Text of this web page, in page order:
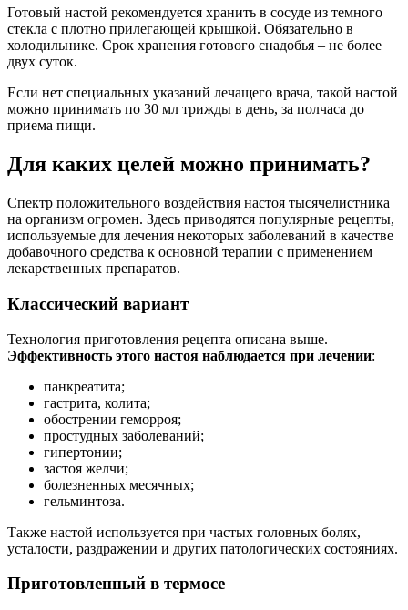
Готовый настой рекомендуется хранить в сосуде из темного
стекла с плотно прилегающей крышкой. Обязательно в
холодильнике. Срок хранения готового снадобья – не более
двух суток.
Если нет специальных указаний лечащего врача, такой настой
можно принимать по 30 мл трижды в день, за полчаса до
приема пищи.
Для каких целей можно принимать?
Спектр положительного воздействия настоя тысячелистника
на организм огромен. Здесь приводятся популярные рецепты,
используемые для лечения некоторых заболеваний в качестве
добавочного средства к основной терапии с применением
лекарственных препаратов.
Классический вариант
Технология приготовления рецепта описана выше.
Эффективность этого настоя наблюдается при лечении:
панкреатита;
гастрита, колита;
обострении геморроя;
простудных заболеваний;
гипертонии;
застоя желчи;
болезненных месячных;
гельминтоза.
Также настой используется при частых головных болях,
усталости, раздражении и других патологических состояниях.
Приготовленный в термосе